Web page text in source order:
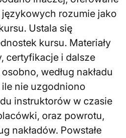
językowych rozumie jako
Ustala się
kursu. Materiały
certyfikacje i dalsze
według nakładu
nie uzgodniono
instruktorów w czasie
oraz powrotu,
nakładów. Powstałe